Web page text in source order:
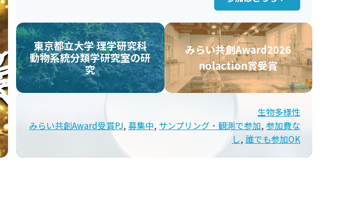
東京都立大学 理学研究科
動物系統分類学研究室の研
究
みらい共創Award2026
nolaction賞受賞
生物多様性
みらい共創Award受賞PJ, 募集中, サンプリング・観測で参加, 参加費な
し, 誰でも参加OK